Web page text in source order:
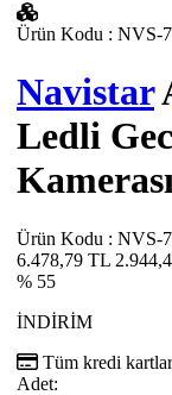
Ürün Kodu : NVS-
Navistar
Ledli
Ürün Kodu : NVS-
6.478,79 TL
% 55
İNDİRİM
Tüm kredi
Adet: